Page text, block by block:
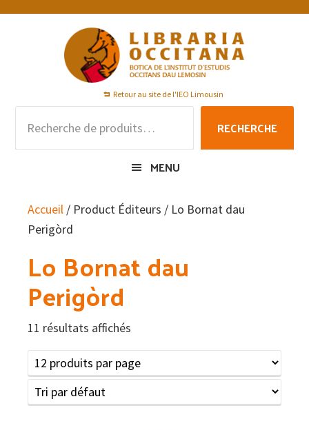
Passer
Passer
Passer
Retour au site de l'IEO Limousin
pour :
RECHERCHE
MENU
Accueil / Product Éditeurs / Lo Bornat dau
Perigòrd
Lo Bornat dau
Perigòrd
11 résultats affichés